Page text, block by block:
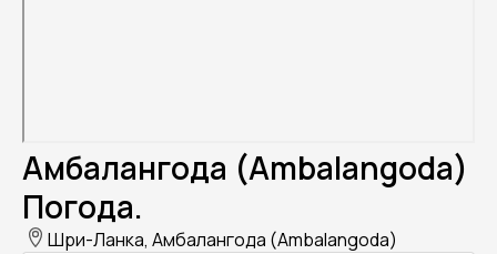
Амбалангода (Ambalangoda)
Погода.
Шри-Ланка, Амбалангода (Ambalangoda)